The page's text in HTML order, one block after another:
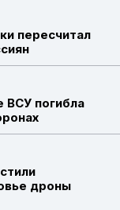
пересчитал
ВСУ погибла
дроны